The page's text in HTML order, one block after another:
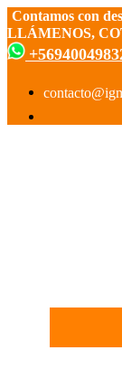
Contamos con
LLÁMENOS,